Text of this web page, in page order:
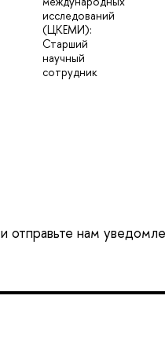
исследований
(ЦКЕМИ):
Старший
научный
сотрудник
нам